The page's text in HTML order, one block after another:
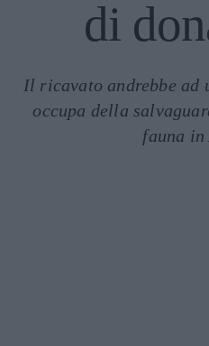
di
Il ricavato andrebbe ad
occupa della
fauna